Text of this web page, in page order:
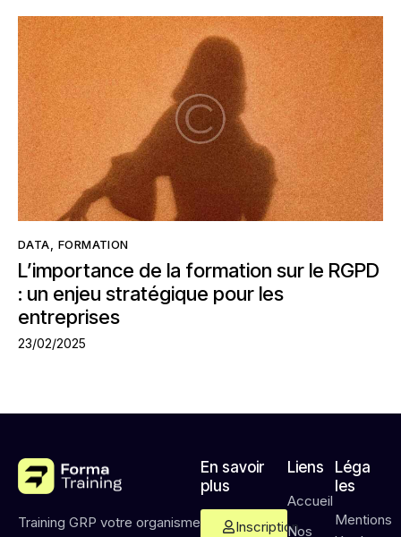
DATA, FORMATION
L’importance de la formation sur le RGPD
: un enjeu stratégique pour les
entreprises
23/02/2025
Training GRP votre organisme
En savoir
plus
Inscription
Liens
Accueil
Nos
Léga
les
Mentions